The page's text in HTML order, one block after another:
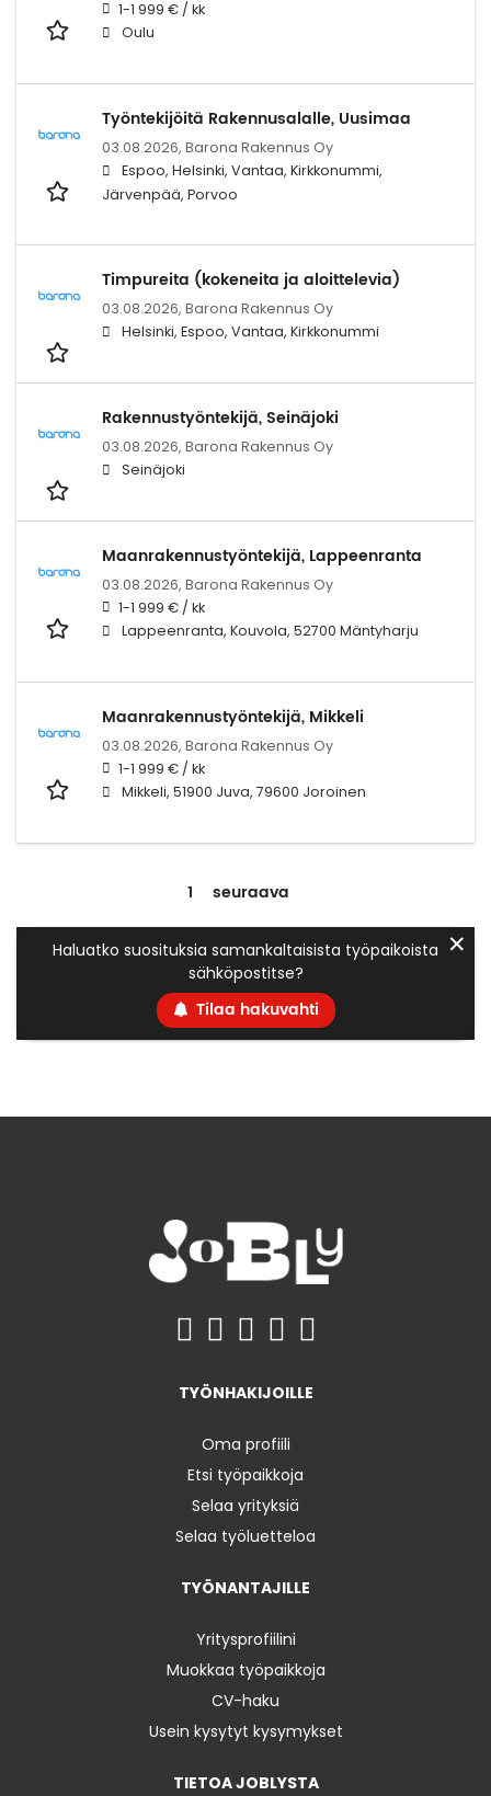
1-1 999 € / kk
Oulu
Työntekijöitä Rakennusalalle, Uusimaa
03.08.2026, Barona Rakennus Oy
Espoo, Helsinki, Vantaa, Kirkkonummi,
Järvenpää, Porvoo
Timpureita (kokeneita ja aloittelevia)
03.08.2026, Barona Rakennus Oy
Helsinki, Espoo, Vantaa, Kirkkonummi
Rakennustyöntekijä, Seinäjoki
03.08.2026, Barona Rakennus Oy
Seinäjoki
Maanrakennustyöntekijä, Lappeenranta
03.08.2026, Barona Rakennus Oy
1-1 999 € / kk
Lappeenranta, Kouvola, 52700 Mäntyharju
Maanrakennustyöntekijä, Mikkeli
03.08.2026, Barona Rakennus Oy
1-1 999 € / kk
Mikkeli, 51900 Juva, 79600 Joroinen
1 seuraava
Haluatko suosituksia samankaltaisista työpaikoista
sähköpostitse?
Tilaa hakuvahti
✕
TYÖNHAKIJOILLE
Oma profiili
Etsi työpaikkoja
Selaa yrityksiä
Selaa työluetteloa
TYÖNANTAJILLE
Yritysprofiilini
Muokkaa työpaikkoja
CV-haku
Usein kysytyt kysymykset
TIETOA JOBLYSTA